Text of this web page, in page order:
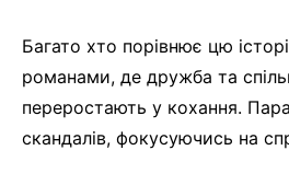
Багато хто порівнює цю
романами, де дружба та
переростають у кохання.
скандалів, фокусуючись на